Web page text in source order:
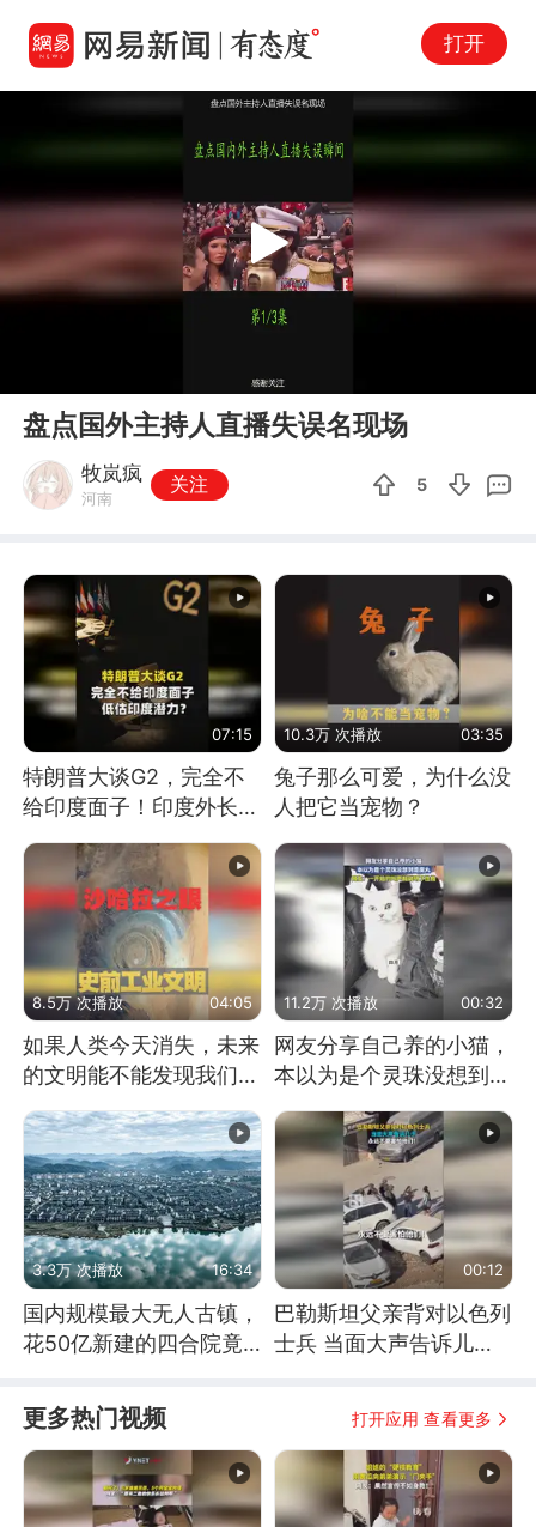
打开
Play
盘点国外主持人直播失误名现场
牧岚疯
河南
关注 5
07:15
特朗普大谈G2，完全不
给印度面子！印度外长：
低估印度潜力
10.3万 次播放 03:35
兔子那么可爱，为什么没
人把它当宠物？
8.5万 次播放 04:05
如果人类今天消失，未来
的文明能不能发现我们存
11.2万 次播放 00:32
网友分享自己养的小猫，
本以为是个灵珠没想到是
3.3万 次播放 16:34
国内规模最大无人古镇，
花50亿新建的四合院竟
00:12
巴勒斯坦父亲背对以色列
士兵 当面大声告诉儿
更多热门视频 打开应用 查看更多